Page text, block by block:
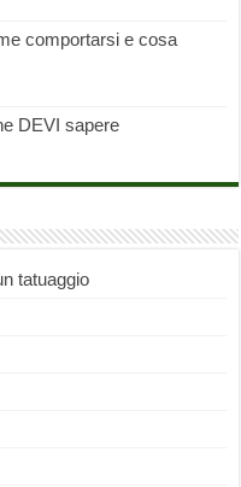
comportarsi e cosa
DEVI sapere
tatuaggio